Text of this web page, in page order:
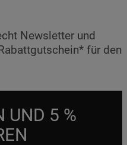
Newsletter und
für den
UND 5 %